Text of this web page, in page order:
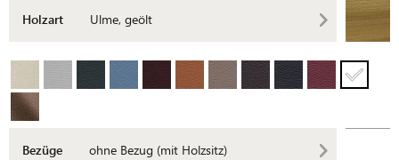
Holzart Ulme, geölt
Bezüge ohne Bezug (mit Holzsitz)